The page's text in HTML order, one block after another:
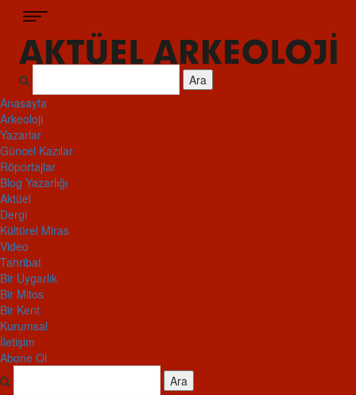
Ara
Anasayfa
Arkeoloji
Yazarlar
Güncel Kazılar
Röportajlar
Blog Yazarlığı
Aktüel
Dergi
Kültürel Miras
Video
Tahribat
Bir Uygarlık
Bir Mitos
Bir Kent
Kurumsal
İletişim
Abone Ol
Ara